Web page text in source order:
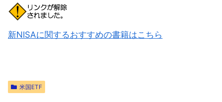
新NISAに関するおすすめの書籍はこちら
米国ETF